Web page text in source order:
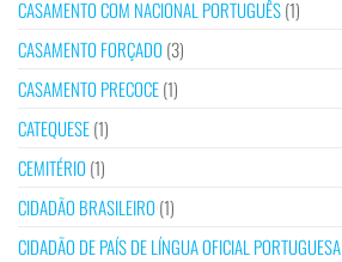
CASAMENTO COM NACIONAL PORTUGUÊS(1)
CASAMENTO FORÇADO (3)
CASAMENTO PRECOCE(1)
CATEQUESE(1)
CEMITÉRIO (1)
CIDADÃO BRASILEIRO (1)
CIDADÃO DE PAÍS DE LÍNGUA OFICIAL PORTUGUESA